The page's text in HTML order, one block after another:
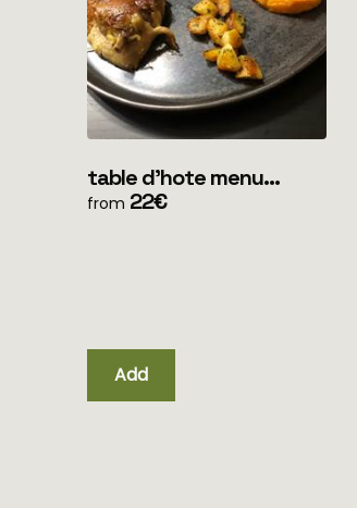
table d'hote menu
simple (uniquement soir)
from 22€
Add